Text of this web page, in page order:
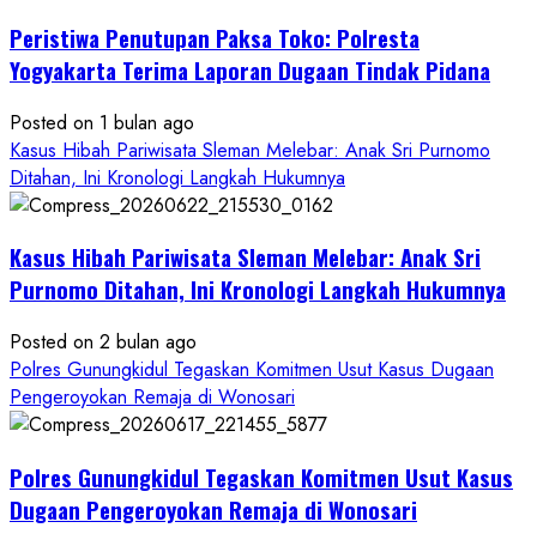
Anak
di
Aliansi
Janji
Kawal
Proses
Sampai
Tuntas
Peristiwa Penutupan Paksa Toko: Polresta
Yogyakarta Terima Laporan Dugaan Tindak Pidana
Posted on 1 bulan ago
Kasus Hibah Pariwisata Sleman Melebar: Anak Sri Purnomo
Ditahan, Ini Kronologi Langkah Hukumnya
Kasus Hibah Pariwisata Sleman Melebar: Anak Sri
Purnomo Ditahan, Ini Kronologi Langkah Hukumnya
Posted on 2 bulan ago
Polres Gunungkidul Tegaskan Komitmen Usut Kasus Dugaan
Pengeroyokan Remaja di Wonosari
Polres Gunungkidul Tegaskan Komitmen Usut Kasus
Dugaan Pengeroyokan Remaja di Wonosari